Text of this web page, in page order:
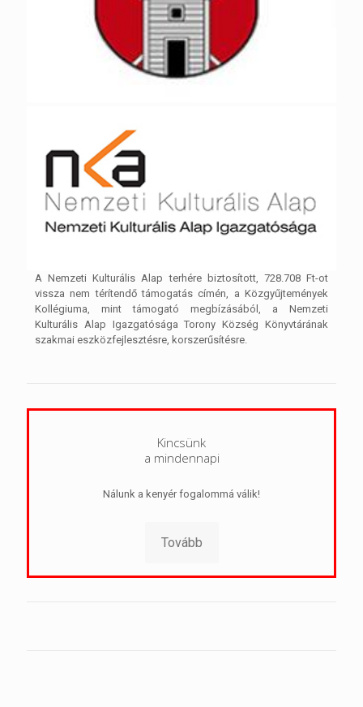
A Nemzeti Kulturális Alap terhére biztosított, 728.708 Ft-ot
vissza nem térítendő támogatás címén, a Közgyűjtemények
Kollégiuma, mint támogató megbízásából, a Nemzeti
Kulturális Alap Igazgatósága Torony Község Könyvtárának
szakmai eszközfejlesztésre, korszerűsítésre.
Kincsünk
a mindennapi
Nálunk a kenyér fogalommá válik!
Tovább